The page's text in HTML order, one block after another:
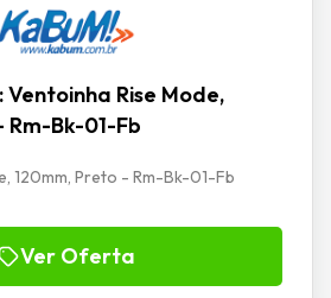
Rise Mode,
Rm-Bk-01-Fb
120mm, Preto - Rm-Bk-01-Fb
Ver Oferta